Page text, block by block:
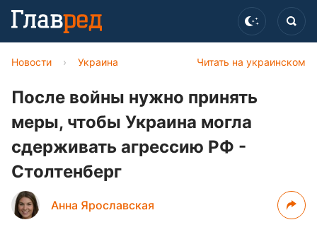
Читать на украинском
Новости › Украина
После войны нужно принять
меры, чтобы Украина могла
сдерживать агрессию РФ -
Столтенберг
Анна Ярославская